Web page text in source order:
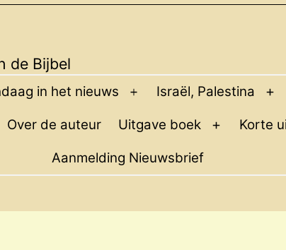
de Bijbel
in het nieuws
Open
menu
Israël, Palestina
Over de auteur Uitgave boek
Open
Korte
Aanmelding Nieuwsbrief